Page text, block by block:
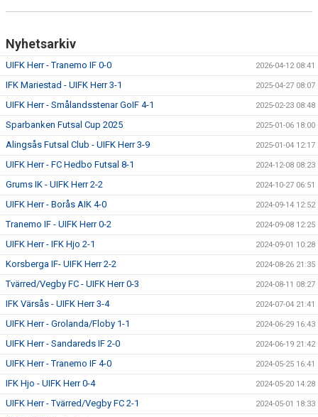
Nyhetsarkiv
UIFK Herr - Tranemo IF 0-0 2026-04-12 08:41
IFK Mariestad - UIFK Herr 3-1 2025-04-27 08:07
UIFK Herr - Smålandsstenar GoIF 4-1 2025-02-23 08:48
Sparbanken Futsal Cup 2025 2025-01-06 18:00
Alingsås Futsal Club - UIFK Herr 3-9 2025-01-04 12:17
UIFK Herr - FC Hedbo Futsal 8-1 2024-12-08 08:23
Grums IK - UIFK Herr 2-2 2024-10-27 06:51
UIFK Herr - Borås AIK 4-0 2024-09-14 12:52
Tranemo IF - UIFK Herr 0-2 2024-09-08 12:25
UIFK Herr - IFK Hjo 2-1 2024-09-01 10:28
Korsberga IF- UIFK Herr 2-2 2024-08-26 21:35
Tvärred/Vegby FC - UIFK Herr 0-3 2024-08-11 08:27
IFK Värsås - UIFK Herr 3-4 2024-07-04 21:41
UIFK Herr - Grolanda/Floby 1-1 2024-06-29 16:43
UIFK Herr - Sandareds IF 2-0 2024-06-19 21:42
UIFK Herr - Tranemo IF 4-0 2024-05-25 16:41
IFK Hjo - UIFK Herr 0-4 2024-05-20 14:28
UIFK Herr - Tvärred/Vegby FC 2-1 2024-05-01 18:33